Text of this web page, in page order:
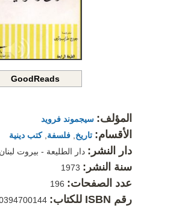
GoodReads
المؤلف: سيجموند فرويد
الأقسام: تاريخ فلسفة ,كتب دينية
دار النشر: دار الطليعة - بيروت لبنان
سنة النشر:
عدد الصفحات:
رقم ISBN للكتاب: